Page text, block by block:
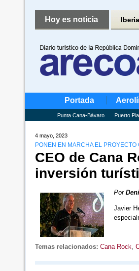
Hoy es noticia Iberia
Portada
Punta Cana-Bávaro Puerto
4 mayo, 2023
PONEN EN MARCHA EL
CEO de Cana
inversión
Por
Javier
Temas relacionados: Cana Rock,